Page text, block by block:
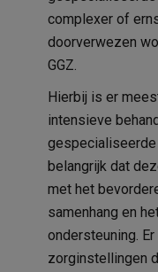
complexer of
doorverwezen
GGZ.
Hierbij is er
intensieve
belangrijk dat
met het
samenhang en
ondersteuning.
zorginstellingen